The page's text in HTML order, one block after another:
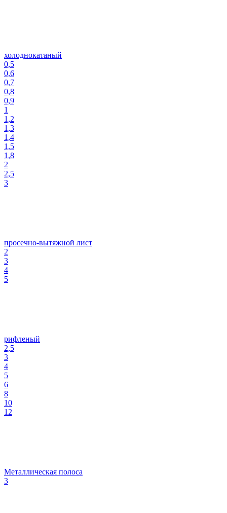
холоднокатаный
0,5
0,6
0,7
0,8
0,9
1
1,2
1,3
1,4
1,5
1,8
2
2,5
3
просечно-вытяжной лист
2
3
4
5
рифленый
2,5
3
4
5
6
8
10
12
Металлическая полоса
3